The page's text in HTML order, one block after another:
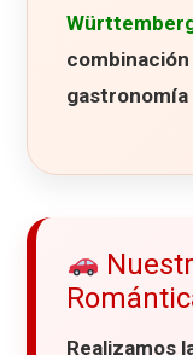
gastronomía
Realizamos